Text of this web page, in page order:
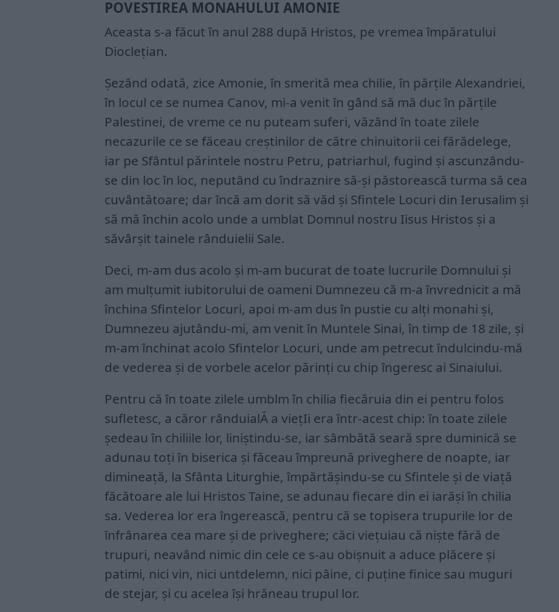
POVESTIREA MONAHULUI AMONIE
Aceasta s-a făcut în anul 288 după Hristos, pe vremea împăratului
Dioclețian.
Șezând odată, zice Amonie, în smerită mea chilie, în părțile Alexandriei,
în locul ce se numea Canov, mi-a venit în gând să mă duc în părțile
Palestinei, de vreme ce nu puteam suferi, văzând în toate zilele
necazurile ce se făceau creștinilor de către chinuitorii cei fărădelege,
iar pe Sfântul părintele nostru Petru, patriarhul, fugind și ascunzându-
se din loc în loc, neputând cu îndraznire să-și păstorească turma să cea
cuvântătoare; dar încă am dorit să văd și Sfintele Locuri din Ierusalim și
să mă închin acolo unde a umblat Domnul nostru Iisus Hristos și a
săvârșit tainele rânduielii Sale.
Deci, m-am dus acolo și m-am bucurat de toate lucrurile Domnului și
am mulțumit iubitorului de oameni Dumnezeu că m-a învrednicit a mă
închina Sfintelor Locuri, apoi m-am dus în pustie cu alți monahi și,
Dumnezeu ajutându-mi, am venit în Muntele Sinai, în timp de 18 zile, și
m-am închinat acolo Sfintelor Locuri, unde am petrecut îndulcindu-mă
de vederea și de vorbele acelor părinți cu chip îngeresc ai Sinaiului.
Pentru că în toate zilele umblm în chilia fiecăruia din ei pentru folos
sufletesc, a căror rânduialĂ a viețIi era într-acest chip: în toate zilele
ședeau în chiliile lor, liniștindu-se, iar sâmbătă seară spre duminică se
adunau toți în biserica și făceau împreună priveghere de noapte, iar
dimineață, la Sfânta Liturghie, împărtășindu-se cu Sfintele și de viață
făcătoare ale lui Hristos Taine, se adunau fiecare din ei iarăși în chilia
sa. Vederea lor era îngerească, pentru că se topisera trupurile lor de
înfrânarea cea mare și de priveghere; căci viețuiau că niște fără de
trupuri, neavând nimic din cele ce s-au obișnuit a aduce plăcere și
patimi, nici vin, nici untdelemn, nici pâine, ci puține finice sau muguri
de stejar, și cu acelea își hrăneau trupul lor.